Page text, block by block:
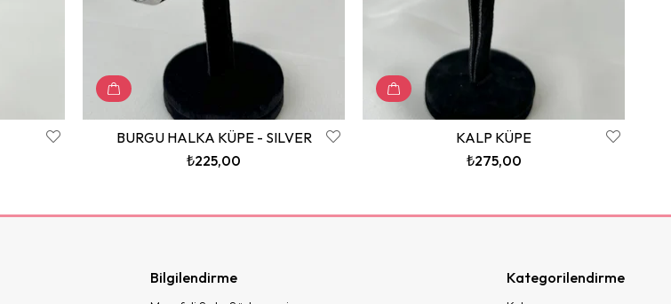
BURGU HALKA KÜPE - SILVER
₺225,00
KALP KÜPE
₺275,00
Bilgilendirme Kategorilendirme